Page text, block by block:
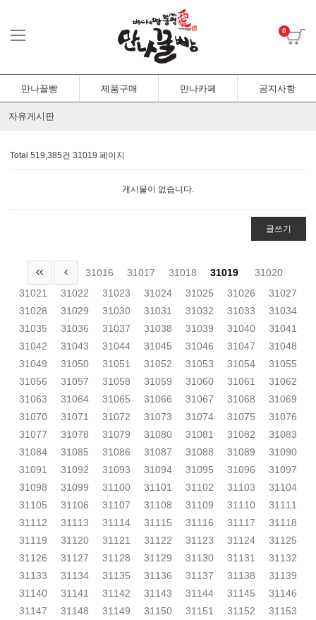
0
만나꿀빵 제품구매 만나카페 공지사항
자유게시판
Total 519,385건 31019 페이지
게시물이 없습니다.
글쓰기
31016 31017 31018 31019
31020
31021
31022 31023 31024 31025 31026
31027
31028
31029 31030 31031 31032 31033
31034
31035
31036 31037 31038 31039 31040
31041
31042
31043 31044 31045 31046 31047
31048
31049
31050 31051 31052 31053 31054
31055
31056
31057 31058 31059 31060 31061
31062
31063
31064 31065 31066 31067 31068
31069
31070
31071 31072 31073 31074 31075
31076
31077
31078 31079 31080 31081 31082
31083
31084
31085 31086 31087 31088 31089
31090
31091
31092 31093 31094 31095 31096
31097
31098
31099 31100 31101 31102 31103
31104
31105
31106 31107 31108 31109 31110
31111
31112
31113 31114 31115 31116 31117
31118
31119
31120 31121 31122 31123 31124
31125
31126
31127 31128 31129 31130 31131
31132
31133
31134 31135 31136 31137 31138
31139
31140
31141 31142 31143 31144 31145
31146
31147
31148 31149 31150 31151 31152
31153